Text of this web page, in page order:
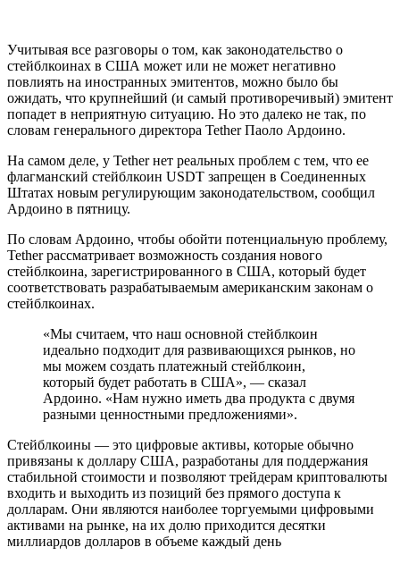
Учитывая все разговоры о том, как законодательство о
стейблкоинах в США может или не может негативно
повлиять на иностранных эмитентов, можно было бы
ожидать, что крупнейший (и самый противоречивый) эмитент
попадет в неприятную ситуацию. Но это далеко не так, по
словам генерального директора Tether Паоло Ардоино.
На самом деле, у Tether нет реальных проблем с тем, что ее
флагманский стейблкоин USDT запрещен в Соединенных
Штатах новым регулирующим законодательством, сообщил
Ардоино в пятницу.
По словам Ардоино, чтобы обойти потенциальную проблему,
Tether рассматривает возможность создания нового
стейблкоина, зарегистрированного в США, который будет
соответствовать разрабатываемым американским законам о
стейблкоинах.
«Мы считаем, что наш основной стейблкоин
идеально подходит для развивающихся рынков, но
мы можем создать платежный стейблкоин,
который будет работать в США», — сказал
Ардоино. «Нам нужно иметь два продукта с двумя
разными ценностными предложениями».
Стейблкоины — это цифровые активы, которые обычно
привязаны к доллару США, разработаны для поддержания
стабильной стоимости и позволяют трейдерам криптовалюты
входить и выходить из позиций без прямого доступа к
долларам. Они являются наиболее торгуемыми цифровыми
активами на рынке, на их долю приходится десятки
миллиардов долларов в объеме каждый день